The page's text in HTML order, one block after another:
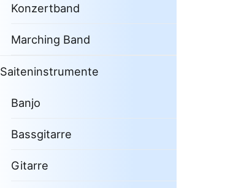
Konzertband
Marching Band
Saiteninstrumente
Banjo
Bassgitarre
Gitarre